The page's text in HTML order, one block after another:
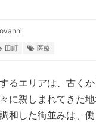
田町 医療
るエリアは、古く
に親しまれてきた地
和した街並みは、